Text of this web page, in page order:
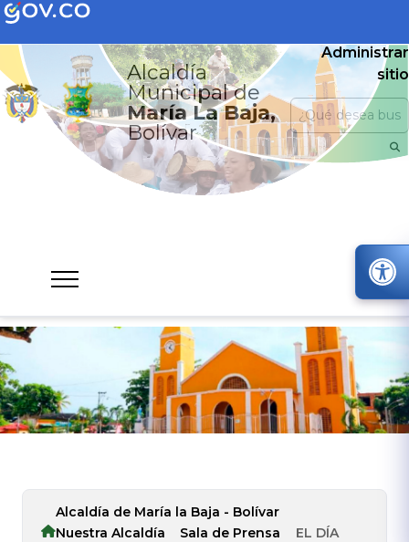
Alcaldía
Municipal de
María La Baja,
Bolívar
Administrar
sitio
Alcaldía de María la Baja - Bolívar
Nuestra Alcaldía
Sala de Prensa
EL DÍA